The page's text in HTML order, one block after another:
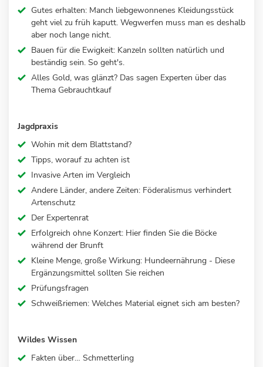
Gutes erhalten: Manch liebgewonnenes Kleidungsstück
geht viel zu früh kaputt. Wegwerfen muss man es deshalb
aber noch lange nicht.
Bauen für die Ewigkeit: Kanzeln sollten natürlich und
beständig sein. So geht's.
Alles Gold, was glänzt? Das sagen Experten über das
Thema Gebrauchtkauf
Jagdpraxis
Wohin mit dem Blattstand?
Tipps, worauf zu achten ist
Invasive Arten im Vergleich
Andere Länder, andere Zeiten: Föderalismus verhindert
Artenschutz
Der Expertenrat
Erfolgreich ohne Konzert: Hier finden Sie die Böcke
während der Brunft
Kleine Menge, große Wirkung: Hundeernährung - Diese
Ergänzungsmittel sollten Sie reichen
Prüfungsfragen
Schweißriemen: Welches Material eignet sich am besten?
Wildes Wissen
Fakten über… Schmetterling